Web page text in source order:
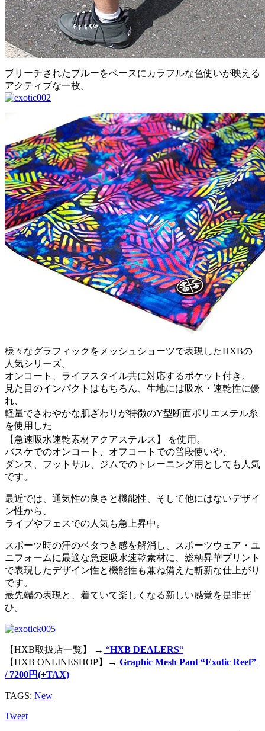
ブリーチされたブルーをベースにカラフルな色使いが映える
アクティブな一枚。
様々なグラフィックをメッシュショーツで表現したHXBの
人気シリーズ。
オンコート、ライフスタイル共に対応するポケット付き。
見た目のインパクトはもちろん、生地には吸水・速乾性に優
れ、
軽量でさわやかな肌ざわりが特徴のY型断面ポリエステル糸
を使用した
【急速吸水速乾素材アクアステルス】 を使用。
バスケでのオンコート、オフコートでの普段使いや、
ダンス、フットサル、ジムでのトレーニング用としても人気
です。
最近では、通気性の良さと機能性、そして他にはないデザイ
ン性から、
ライブやフェスでの人気も急上昇中。
スポーツ時の汗のベタつき感を解消し、スポーツウェア・ユ
ニフォームに最適な急速吸水速乾素材に、総柄昇華プリント
で表現したデザイン性と機能性も兼ね備えた斬新な仕上がり
です。
最先端の表現と、着ていて楽しくなる新しい感覚を是非ぜ
ひ。
【HXB取扱店一覧】 → “HXB DEALERS“
【HXB ONLINESHOP】→ Graphic Mesh Pant “Exotic Reef”
/ 7200円(+TAX)
TAGS: New
Tweet